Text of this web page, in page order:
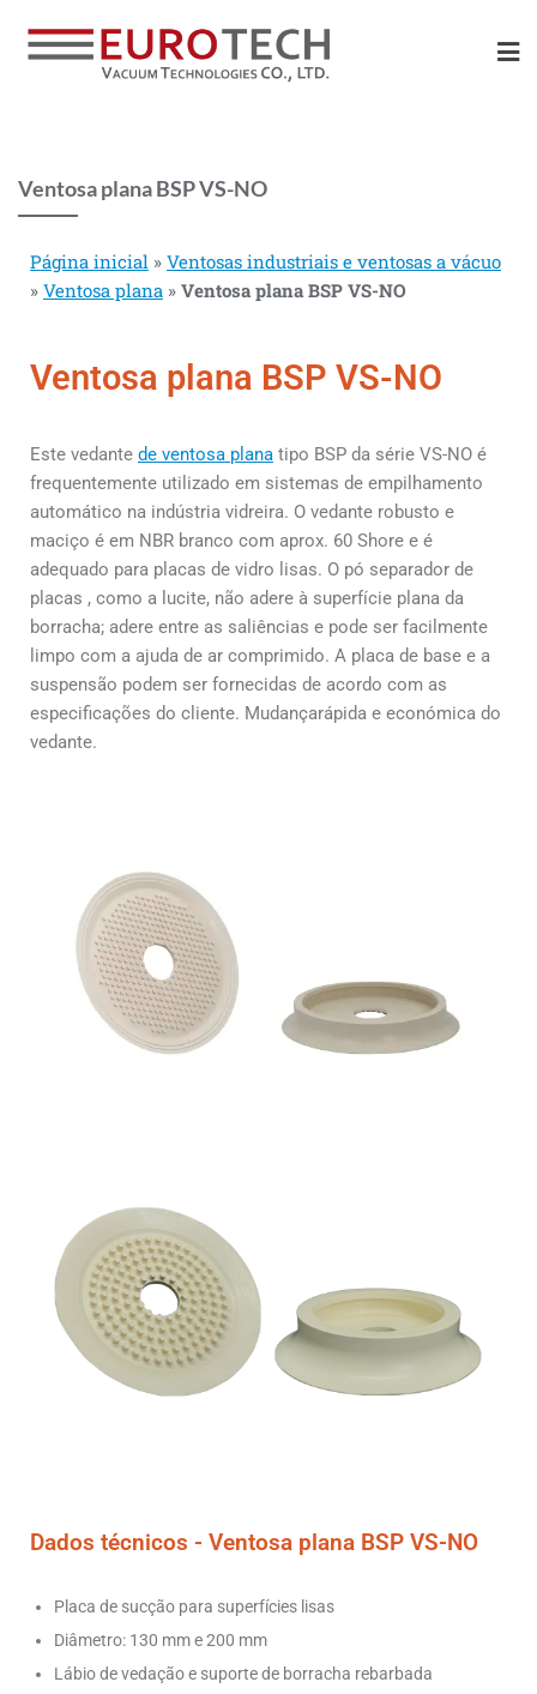
Ventosa plana BSP VS-NO
Página inicial » Ventosas industriais e ventosas a vácuo
» Ventosa plana » Ventosa plana BSP VS-NO
Ventosa plana BSP VS-NO
Este vedante de ventosa plana tipo BSP da série VS-NO é
frequentemente utilizado em sistemas de empilhamento
automático na indústria vidreira. O vedante robusto e
maciço é em NBR branco com aprox. 60 Shore e é
adequado para placas de vidro lisas. O pó separador de
placas , como a lucite, não adere à superfície plana da
borracha; adere entre as saliências e pode ser facilmente
limpo com a ajuda de ar comprimido. A placa de base e a
suspensão podem ser fornecidas de acordo com as
especificações do cliente. Mudançarápida e económica do
vedante.
Dados técnicos - Ventosa plana BSP VS-NO
Placa de sucção para superfícies lisas
Diâmetro: 130 mm e 200 mm
Lábio de vedação e suporte de borracha rebarbada